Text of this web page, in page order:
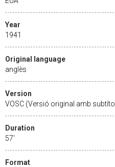
Year
1941
Original language
anglès
Version
VOSC (Versió original amb
Duration
57'
Format